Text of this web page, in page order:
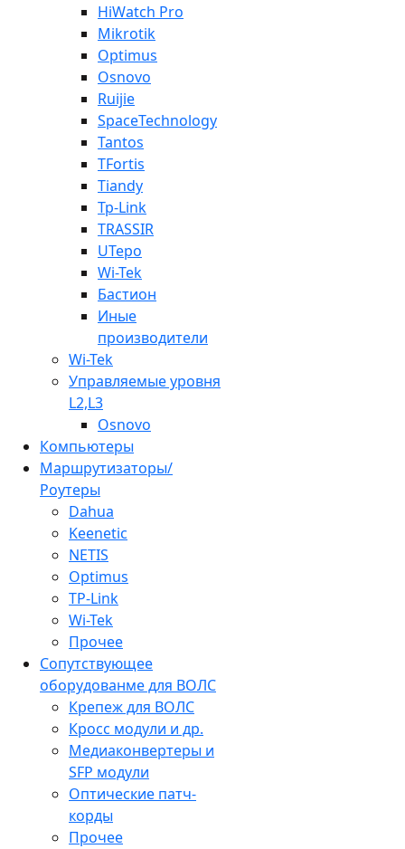
HiWatch Pro
Mikrotik
Optimus
Osnovo
Ruijie
SpaceTechnology
Tantos
TFortis
Tiandy
Tp-Link
TRASSIR
UTepo
Wi-Tek
Бастион
Иные
производители
Wi-Tek
Управляемые уровня
L2,L3
Osnovo
Компьютеры
Маршрутизаторы/
Роутеры
Dahua
Keenetic
NETIS
Optimus
TP-Link
Wi-Tek
Прочее
Сопутствующее
оборудованме для ВОЛС
Крепеж для ВОЛС
Кросс модули и др.
Медиаконвертеры и
SFP модули
Оптические патч-
корды
Прочее